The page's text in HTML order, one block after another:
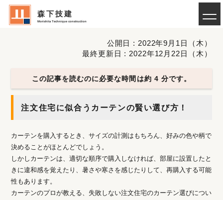
森下技建
Morishita Technique construction
公開日 : 2022年9月1日（木）
最終更新日 : 2022年12月22日（木）
この記事を読むのに必要な時間は約 4 分です。
注文住宅に似合うカーテンの賢い選び方！
カーテンを購入するとき、サイズの計測はもちろん、好みの色や柄で
決めることがほとんどでしょう。
しかしカーテンは、適切な順序で購入しなければ、部屋に設置したと
きに違和感を覚えたり、暑さや寒さを感じたりして、再購入する可能
性もあります。
カーテンのプロが教える、失敗しない注文住宅のカーテン選びについ